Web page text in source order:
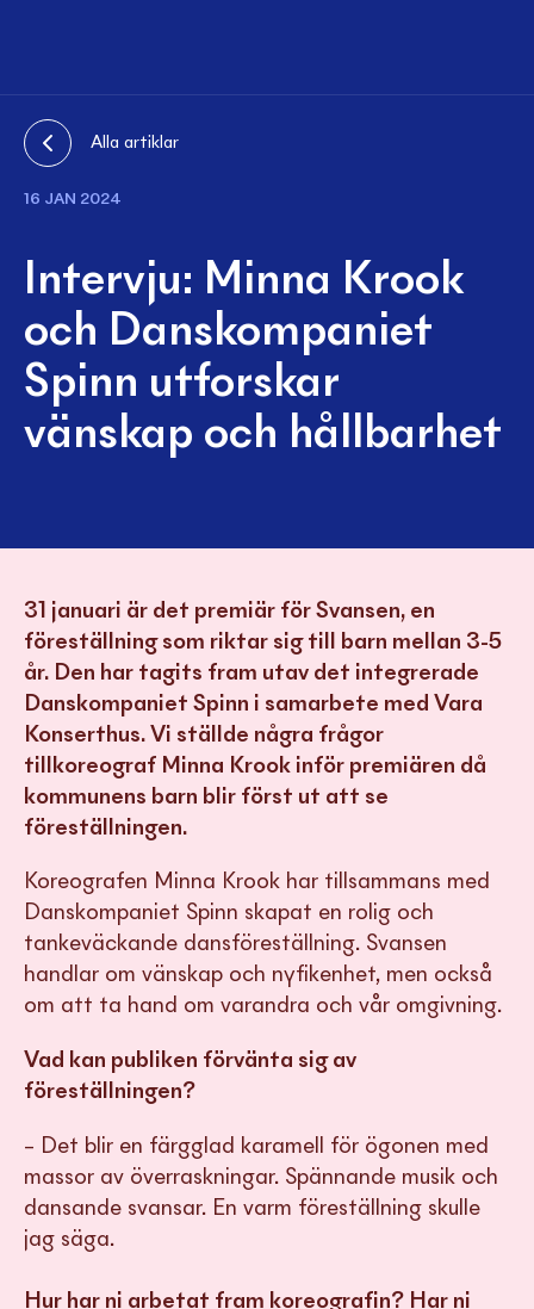
Alla artiklar
16 JAN 2024
Intervju: Minna Krook
och Danskompaniet
Spinn utforskar
vänskap och hållbarhet
31 januari är det premiär för Svansen, en
föreställning som riktar sig till barn mellan 3-5
år. Den har tagits fram utav det integrerade
Danskompaniet Spinn i samarbete med Vara
Konserthus. Vi ställde några frågor
tillkoreograf Minna Krook inför premiären då
kommunens barn blir först ut att se
föreställningen.
Koreografen Minna Krook har tillsammans med
Danskompaniet Spinn skapat en rolig och
tankeväckande dansföreställning. Svansen
handlar om vänskap och nyfikenhet, men också
om att ta hand om varandra och vår omgivning.
Vad kan publiken förvänta sig av
föreställningen?
– Det blir en färgglad karamell för ögonen med
massor av överraskningar. Spännande musik och
dansande svansar. En varm föreställning skulle
jag säga.
Hur har ni arbetat fram koreografin? Har ni